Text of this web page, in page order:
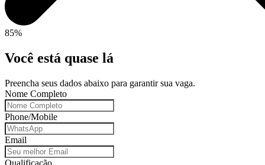
85%
Você está quase lá
Preencha seus dados abaixo para garantir sua vaga.
Nome Completo
Phone/Mobile
Email
Qualificação